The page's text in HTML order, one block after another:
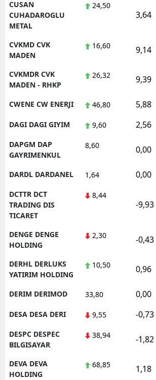
CUSAN
CUHADAROGLU
METAL
24,50
3,64
CVKMD CVK
MADEN
16,60 9,14
CVKMDR CVK
MADEN - RHKP
26,32 9,39
CWENE CW ENERJI 46,80 5,88
DAGI DAGI GIYIM 9,60 2,56
DAPGM DAP
GAYRIMENKUL
8,60 0,00
DARDL DARDANEL 1,64 0,00
DCTTR DCT
TRADING DIS
TICARET
8,44
-9,93
DENGE DENGE
HOLDING
2,30 -0,43
DERHL DERLUKS
YATIRIM HOLDING
10,50 0,96
DERIM DERIMOD 33,80 0,00
DESA DESA DERI 9,55 -0,73
DESPC DESPEC
BILGISAYAR
38,94 -1,82
DEVA DEVA
HOLDING
68,85 1,18